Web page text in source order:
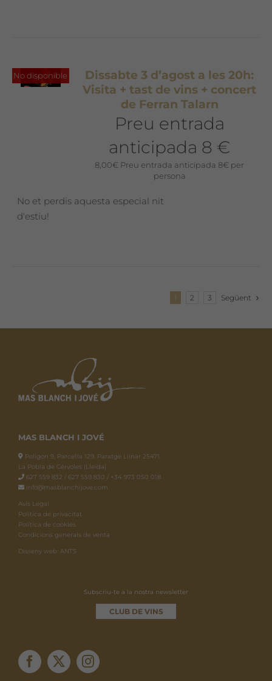
No disponible
Dissabte 3 d’agost a les 20h:
Visita + tast de vins + concert
de Ferran Talarn
Preu entrada
anticipada 8 €
8,00€ Preu entrada anticipada 8€ per
persona
No et perdis aquesta especial nit
d'estiu!
1 2 3 Següent
MAS BLANCH I JOVÉ
Polígon 9, Parcel·la 129, Paratge Llinar 25471.
La Pobla de Cérvoles (Lleida)
627 559 832 / 627 559 830 / +34 973 050 018
info@masblanchijove.com
Avís Legal
Política de privacitat
Política de cookies
Condicions generals de venta
Disseny web: ANTS
Subscriu-te a la nostra newsletter
CLUB DE VINS